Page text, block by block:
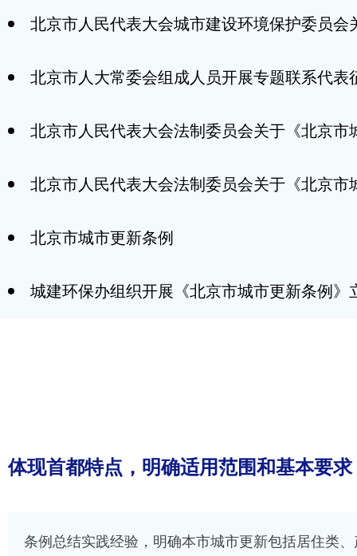
北京市人民代表大会城市建设环境保护委员
北京市人大常委会组成人员开展专题联系代表
北京市人民代表大会法制委员会关于《北京
北京市人民代表大会法制委员会关于《北京
北京市城市更新条例
城建环保办组织开展《北京市城市更新条例》
体现首都特点，明确适用范围和基本要求
条例总结实践经验，明确本市城市更新包括居住类